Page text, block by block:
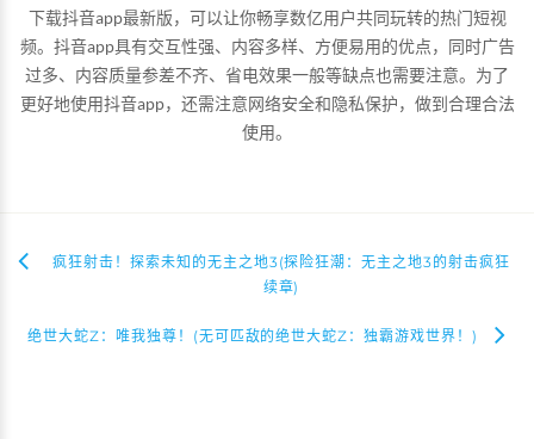
下载抖音app最新版，可以让你畅享数亿用户共同玩转的热门短视
频。抖音app具有交互性强、内容多样、方便易用的优点，同时广告
过多、内容质量参差不齐、省电效果一般等缺点也需要注意。为了
更好地使用抖音app，还需注意网络安全和隐私保护，做到合理合法
使用。
疯狂射击！探索未知的无主之地3(探险狂潮：无主之地3的射击疯狂
续章)
绝世大蛇Z：唯我独尊！(无可匹敌的绝世大蛇Z：独霸游戏世界！)